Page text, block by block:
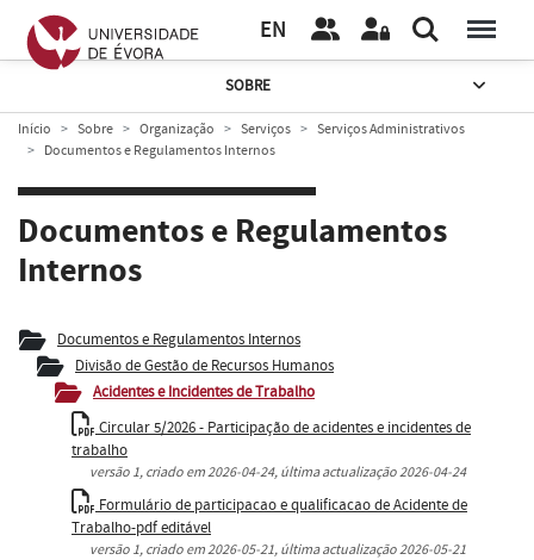
EN
SOBRE
Início Sobre Organização Serviços
Serviços Administrativos
Documentos e Regulamentos Internos
Documentos e Regulamentos
Internos
Documentos e Regulamentos Internos
Divisão de Gestão de Recursos Humanos
Acidentes e Incidentes de Trabalho
Circular 5/2026 - Participação de acidentes e incidentes de
trabalho
versão 1, criado em2026-04-24, última actualização2026-04-24
Formulário de participacao e qualificacao de Acidente de
Trabalho-pdf editável
versão 1, criado em2026-05-21, última actualização2026-05-21